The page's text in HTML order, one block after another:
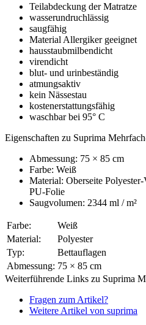
Teilabdeckung der Matratze
wasserundruchlässig
saugfähig
Material Allergiker geeignet
hausstaubmilbendicht
virendicht
blut- und urinbeständig
atmungsaktiv
kein Nässestau
kostenerstattungsfähig
waschbar bei 95° C
Eigenschaften zu Suprima
Abmessung: 75 × 85 cm
Farbe: Weiß
Material: Oberseite
PU-Folie
Saugvolumen: 2344 ml / m²
Farbe:
Weiß
Material:
Polyester
Typ:
Bettauflagen
Abmessung: 75 × 85 cm
Weiterführende Links zu Suprima
Fragen zum Artikel?
Weitere Artikel von suprima